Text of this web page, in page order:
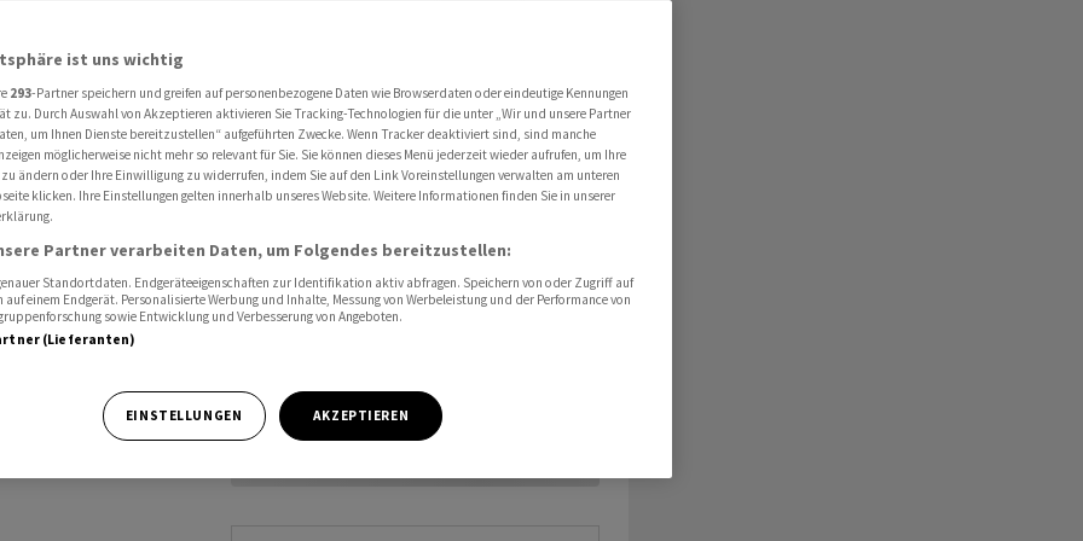
sich
will das
ist uns wichtig
293-Partner speichern und greifen auf personenbezogene Daten wie Browserdaten oder eindeutige Kennungen
zu. Durch Auswahl von Akzeptieren aktivieren Sie Tracking-Technologien für die unter „Wir und unsere Partner
um Ihnen Dienste bereitzustellen“ aufgeführten Zwecke. Wenn Tracker deaktiviert sind, sind manche
möglicherweise nicht mehr so relevant für Sie. Sie können dieses Menü jederzeit wieder aufrufen, um Ihre
ändern oder Ihre Einwilligung zu widerrufen, indem Sie auf den Link Voreinstellungen verwalten am unteren
klicken. Ihre Einstellungen gelten innerhalb unseres Website. Weitere Informationen finden Sie in unserer
Partner verarbeiten Daten, um Folgendes bereitzustellen:
Standortdaten. Endgeräteeigenschaften zur Identifikation aktiv abfragen. Speichern von oder Zugriff auf
einem Endgerät. Personalisierte Werbung und Inhalte, Messung von Werbeleistung und der Performance von
sowie Entwicklung und Verbesserung von Angeboten.
(Lieferanten)
EINSTELLUNGEN AKZEPTIEREN